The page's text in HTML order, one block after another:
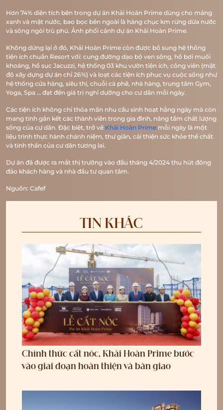
Hơn 74% diện tích bên trong dự án Khải Hoàn Prime dùng cho mảng
xanh và mặt nước, bao bọc bên ngoài là hàng chục km rừng dừa nước
và sông ngòi trù phú. Ảnh phối cảnh dự án Khải Hoàn Prime.
Không dừng lại ở đó, Khải Hoàn Prime còn được bổ sung hệ thống
tiện ích chuẩn Resort với: cung đường dạo bộ ven sông, hồ bơi muối
khoáng, hồ sục Jacuzzi, hệ thống 03 khu vườn tiện ích, công viên (mật
độ xây dựng dự án chỉ 26%) và loạt các tiện ích phục vụ cuộc sống như
hệ thống cửa hàng, siêu thị, chuỗi cà phê, nhà hàng, trung tâm Gym,
Yoga, Spa … đạt đến giá trị nghỉ dưỡng cho cư dân mỗi ngày.
Các tiện ích không chỉ thỏa mãn nhu cầu sinh hoạt hằng ngày mà còn
mang tính gắn kết các thành viên trong gia đình, nâng tầm chất lượng
sống của cư dân. Đặc biệt, trở về Khải Hoàn Prime mỗi ngày là một
liệu trình thực hành chánh niệm, thư giãn, cải thiện sức khỏe thể chất
và tinh thần của cư dân tương lai.
Dự án đã được ra mắt thị trường vào đầu tháng 4/2024 thu hút đông
đảo khách hàng và nhà đầu tư quan tâm.
Nguồn: Cafef
TIN KHÁC
Chính thức cất nóc, Khải Hoàn Prime bước
vào giai đoạn hoàn thiện và bàn giao